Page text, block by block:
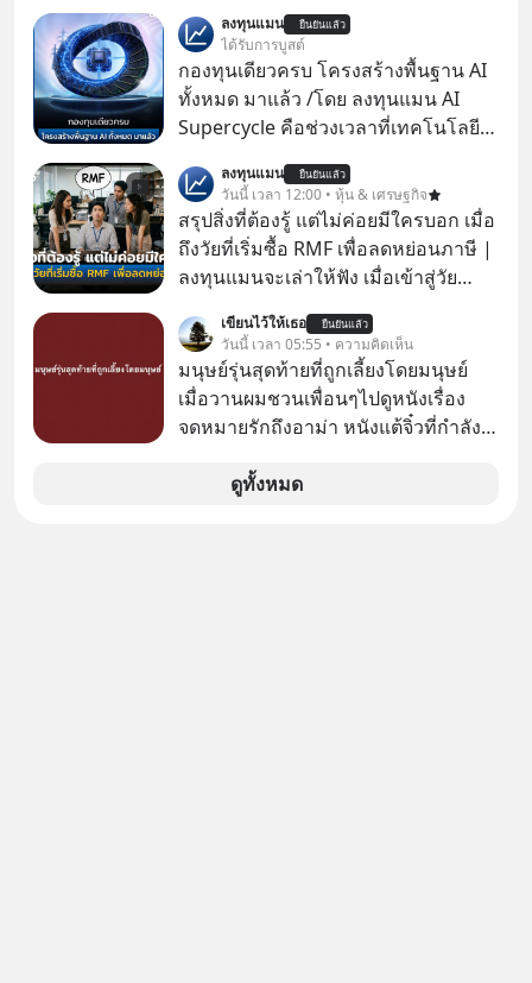
ลงทุนแมน ยืนยันแล้ว
ได้รับการบูสต์
กองทุนเดียวครบ โครงสร้างพื้นฐาน AI
ทั้งหมด มาแล้ว /โดย ลงทุนแมน AI
Supercycle คือช่วงเวลาที่เทคโนโลยี
เคลื่อนหลัก ของการเติบโตทาง
เศรษฐกิจ และวิถีชีวิตของผู้คนอย่าง
ยาวนานต่อจากนี้
ลงทุนแมน ยืนยันแล้ว
วันนี้ เวลา 12:00 • หุ้น & เศรษฐกิจ
สรุปสิ่งที่ต้องรู้ แต่ไม่ค่อยมีใครบอก เมื่อ
ถึงวัยที่เริ่มซื้อ RMF เพื่อลดหย่อนภาษี |
ลงทุนแมนจะเล่าให้ฟัง เมื่อเข้าสู่วัย
ภาษี หลายคนมักได้รับคำแนะนำให้
ลงทุนใน RMF เพราะนอกจากจะช่วยลด
หย่อนภาษีได้แล้ว ยังเป็นโอกาสในการ
สร้างความมั่งคั่งระยะยาว แต่น้อยคน
อะไรบ้าง ควรดู ตรงไหน ทำอย่างไร ถึง
จะดีกับเรา แล้วเราควรรู้ข้อมูลอะไร
เขียนไว้ให้เธอ ยืนยันแล้ว
วันนี้ เวลา 05:55 • ความคิดเห็น
มนุษย์รุ่นสุดท้ายที่ถูกเลี้ยงโดยมนุษย์
เมื่อวานผมชวนเพื่อนๆไปดูหนังเรื่อง
จดหมายรักถึงอาม่า หนังแต้จิ๋วที่กำลัง
ป๊าผมเห็นโปสเตอร์หนังเรื่องนี้หลาย
ดูทั้งหมด